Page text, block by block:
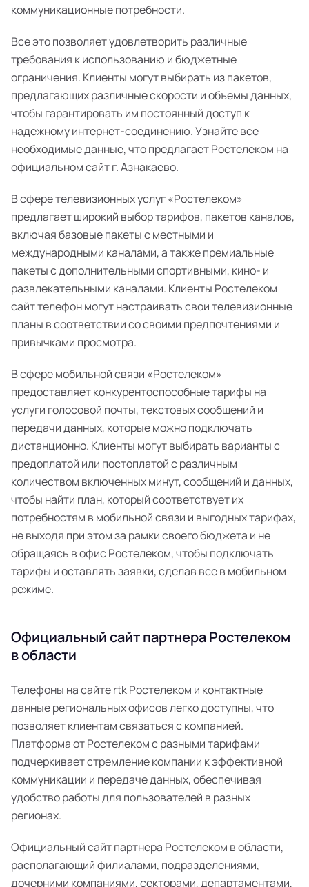
коммуникационные потребности.
Все это позволяет удовлетворить различные
требования к использованию и бюджетные
ограничения. Клиенты могут выбирать из пакетов,
предлагающих различные скорости и объемы данных,
чтобы гарантировать им постоянный доступ к
надежному интернет-соединению. Узнайте все
необходимые данные, что предлагает Ростелеком на
официальном сайт г. Азнакаево.
В сфере телевизионных услуг «Ростелеком»
предлагает широкий выбор тарифов, пакетов каналов,
включая базовые пакеты с местными и
международными каналами, а также премиальные
пакеты с дополнительными спортивными, кино- и
развлекательными каналами. Клиенты Ростелеком
сайт телефон могут настраивать свои телевизионные
планы в соответствии со своими предпочтениями и
привычками просмотра.
В сфере мобильной связи «Ростелеком»
предоставляет конкурентоспособные тарифы на
услуги голосовой почты, текстовых сообщений и
передачи данных, которые можно подключать
дистанционно. Клиенты могут выбирать варианты с
предоплатой или постоплатой с различным
количеством включенных минут, сообщений и данных,
чтобы найти план, который соответствует их
потребностям в мобильной связи и выгодных тарифах,
не выходя при этом за рамки своего бюджета и не
обращаясь в офис Ростелеком, чтобы подключать
тарифы и оставлять заявки, сделав все в мобильном
режиме.
Официальный сайт партнера Ростелеком
в области
Телефоны на сайте rtk Ростелеком и контактные
данные региональных офисов легко доступны, что
позволяет клиентам связаться с компанией.
Платформа от Ростелеком с разными тарифами
подчеркивает стремление компании к эффективной
коммуникации и передаче данных, обеспечивая
удобство работы для пользователей в разных
регионах.
Официальный сайт партнера Ростелеком в области,
располагающий филиалами, подразделениями,
дочерними компаниями, секторами, департаментами,